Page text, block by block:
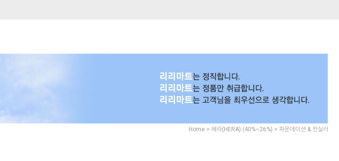
Home > 헤라(HERA) (40%~26%) > 파운데이션 & 컨실러